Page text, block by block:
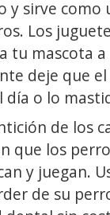
y sirve como
Los
tu mascota
deje que
o lo
de los
que los
y juegan.
de su